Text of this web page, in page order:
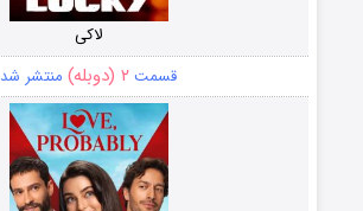
لاکی
قسمت ۲ (دوبله) منتشر شد